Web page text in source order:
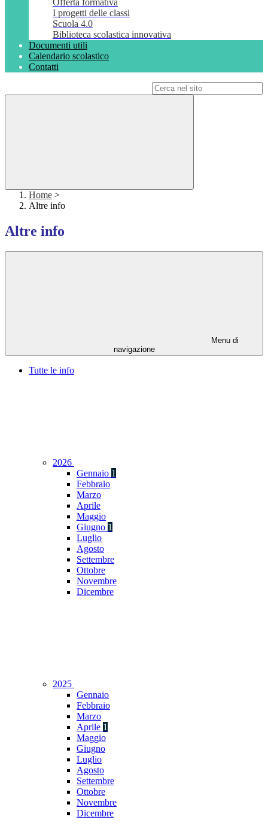
Offerta formativa
I progetti delle classi
Scuola 4.0
Biblioteca scolastica innovativa
Documenti utili
Calendario scolastico
Contatti
Home >
Altre info
Altre info
Menu di
navigazione
Tutte le info
2026
Gennaio 1
Febbraio
Marzo
Aprile
Maggio
Giugno 1
Luglio
Agosto
Settembre
Ottobre
Novembre
Dicembre
2025
Gennaio
Febbraio
Marzo
Aprile 1
Maggio
Giugno
Luglio
Agosto
Settembre
Ottobre
Novembre
Dicembre